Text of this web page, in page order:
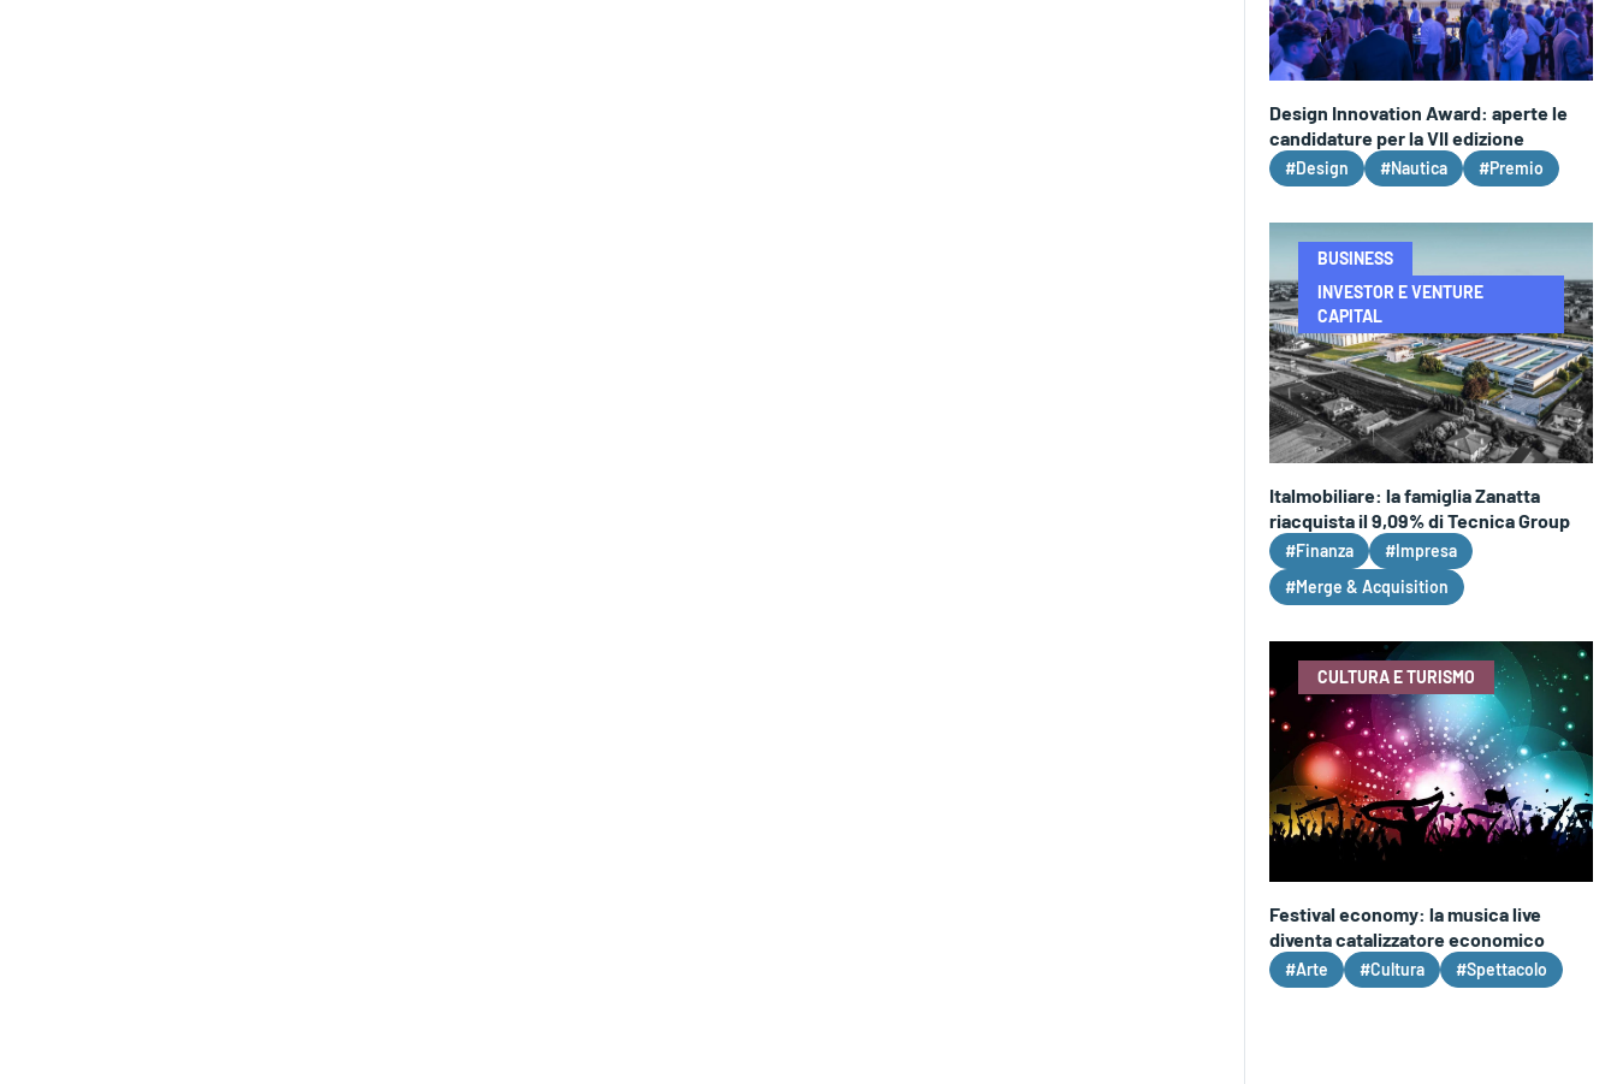
Design Innovation Award: aperte le
candidature per la VII edizione
#Design #Nautica #Premio
BUSINESS
INVESTOR E VENTURE
CAPITAL
Italmobiliare: la famiglia Zanatta
riacquista il 9,09% di Tecnica Group
#Finanza
#Impresa
#Merge & Acquisition
CULTURA E TURISMO
Festival economy: la musica live
diventa catalizzatore economico
#Arte #Cultura #Spettacolo